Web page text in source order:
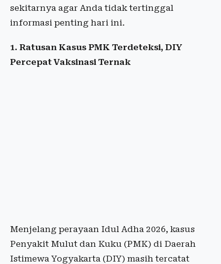
sekitarnya agar Anda tidak tertinggal
informasi penting hari ini.
1. Ratusan Kasus PMK Terdeteksi, DIY
Percepat Vaksinasi Ternak
Menjelang perayaan Idul Adha 2026, kasus
Penyakit Mulut dan Kuku (PMK) di Daerah
Istimewa Yogyakarta (DIY) masih tercatat